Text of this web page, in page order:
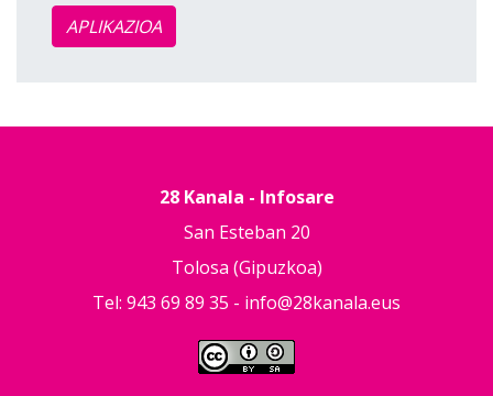
APLIKAZIOA
28 Kanala - Infosare
San Esteban 20
Tolosa (Gipuzkoa)
Tel: 943 69 89 35 - info@28kanala.eus